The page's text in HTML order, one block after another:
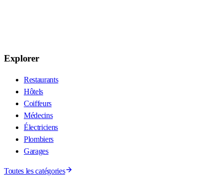
Explorer
Restaurants
Hôtels
Coiffeurs
Médecins
Électriciens
Plombiers
Garages
Toutes les catégories